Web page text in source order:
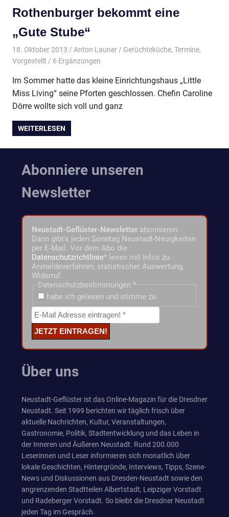
Rothenburger bekommt eine
„Gute Stube“
18. Oktober 2013 Anton Launer Gerüchteküche, Termine,
Vorgestellt / 6 Ergänzungen
Im Sommer hatte das kleine Einrichtungshaus „Little
Miss Living“ seine Pforten geschlossen. Chefin Caroline
Dörre wollte sich voll und ganz
WEITERLESEN
Abonniere unseren
Newsletter
Neustadt-Geflüster-Newsletter abonnieren.
Dann gibt's jeden Sonntag Neustadt-Neuigkeiten
per E-Mail. Vor dem Abo die
Datenschutzrichtlinie* lesen mit Infos zu
Anmeldeverfahren, statistischer Auswertung,
Widerruf.
Datenschutzbestimmungen *
habe ich gelesen und stimme zu
Über uns
Neustadt-Geflüster ist das Online-Magazin für die Dresdner
Neustadt. Seit 1999 berichten wir täglich frisch über
aktuelle Nachrichten, Kultur, Veranstaltungen,
Gastronomie, Politik, Stadtentwicklung und das Leben in
der Inneren und Äußeren Neustadt. Rund 200.000
Leserinnen und Leser informieren sich monatlich über
lokale Geschichten, Hintergründe, Interviews, Tipps, Szene-
News und Diskussionen aus Dresden-Neustadt sowie den
angrenzenden Stadtteilen Albertstadt, Leipziger Vorstadt
und Radeberger Vorstadt. So bleibt die Dresdner Neustadt
jeden Tag im Gespräch.